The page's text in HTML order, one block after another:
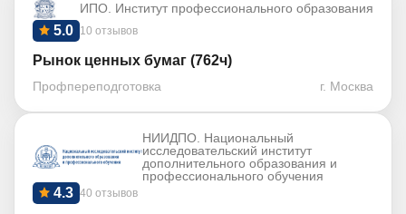
ИПО. Институт профессионального образования
10 отзывов
5.0
Рынок ценных бумаг (762ч)
Профпереподготовка г. Москва
НИИДПО. Национальный
исследовательский институт
дополнительного образования и
профессионального обучения
40 отзывов
4.3